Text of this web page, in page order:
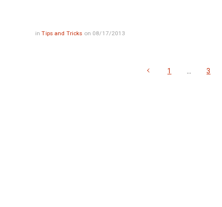
inTips and Tricks on 08/17/2013
1 3